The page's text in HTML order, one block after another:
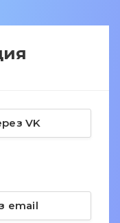
VK
email